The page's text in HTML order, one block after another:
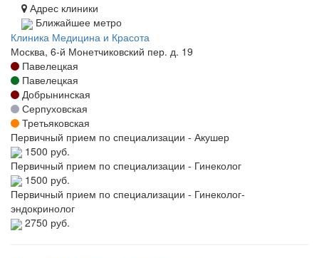
Адрес клиники
Ближайшее метро
Клиника Медицина и Красота
Москва, 6-й Монетчиковский пер. д. 19
Павелецкая
Павелецкая
Добрынинская
Серпуховская
Третьяковская
Первичный прием по специализации - Акушер
1500 руб.
Первичный прием по специализации - Гинеколог
1500 руб.
Первичный прием по специализации - Гинеколог-
эндокринолог
2750 руб.